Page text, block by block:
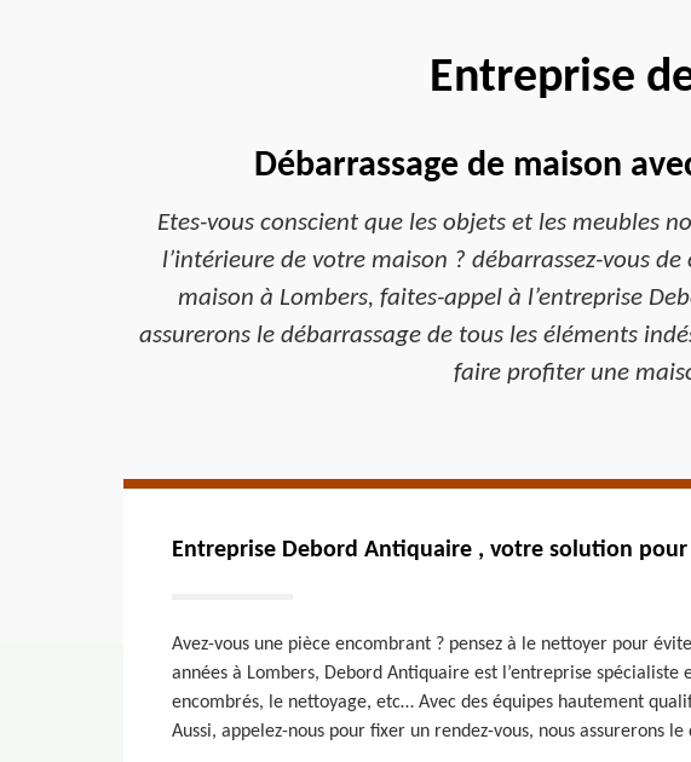
Entreprise
Débarrassage de maison
Etes-vous conscient que les objets et les meubles
l’intérieure de votre maison ? débarrassez-vous
maison à Lombers, faites-appel à l’entreprise
assurerons le débarrassage de tous les éléments
faire profiter une
Entreprise Debord Antiquaire , votre solution
Avez-vous une pièce encombrant ? pensez à le nettoyer pour
années à Lombers, Debord Antiquaire est l’entreprise
encombrés, le nettoyage, etc… Avec des équipes hautement
Aussi, appelez-nous pour fixer un rendez-vous, nous assurerons